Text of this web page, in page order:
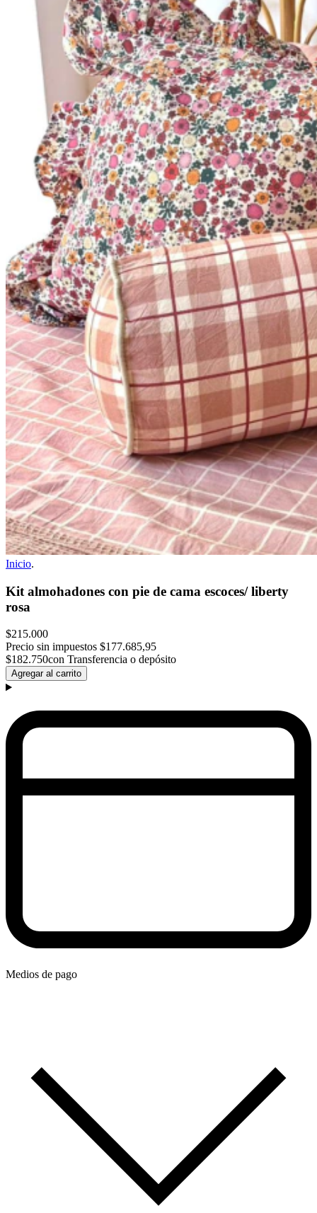
Inicio.
Kit almohadones con pie de cama escoces/ liberty
rosa
$215.000
Precio sin impuestos $177.685,95
$182.750con Transferencia o depósito
Agregar al carrito
Medios de pago